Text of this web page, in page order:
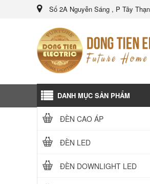
Số 2A Nguyễn Sáng , P Tây
DANH MỤC SẢN PHẨM
ĐÈN CAO ÁP
ĐÈN LED
ĐÈN DOWNLIGHT LED